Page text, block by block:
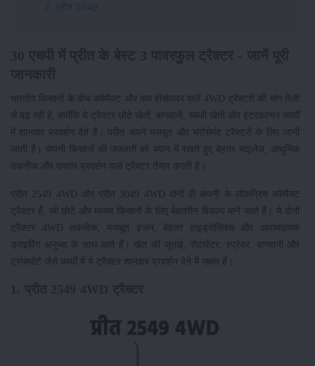
2. प्रीत 2549
भारतीय किसानों के बीच कॉम्पैक्ट और कम हॉर्सपावर वाले 4WD ट्रैक्टरों की मांग तेजी
से बढ़ रही है, क्योंकि ये ट्रैक्टर छोटे खेतों, बागवानी, सब्जी खेती और इंटरकल्चर कार्यों
में शानदार प्रदर्शन देते हैं। प्रीत अपने मजबूत और भरोसेमंद ट्रैक्टरों के लिए जानी
जाती है। कंपनी किसानों की जरूरतों को ध्यान में रखते हुए बेहतर माइलेज, आधुनिक
तकनीक और दमदार प्रदर्शन वाले ट्रैक्टर तैयार करती है।
प्रीत 2549 4WD और प्रीत 3049 4WD दोनों ही कंपनी के लोकप्रिय कॉम्पैक्ट
ट्रैक्टर हैं, जो छोटे और मध्यम किसानों के लिए बेहतरीन विकल्प माने जाते हैं। ये दोनों
ट्रैक्टर 4WD तकनीक, मजबूत इंजन, बेहतर हाइड्रोलिक्स और आरामदायक
ड्राइविंग अनुभव के साथ आते हैं। खेत की जुताई, रोटावेटर, स्प्रेयर, बागवानी और
ट्रांसपोर्ट जैसे कार्यों में ये ट्रैक्टर शानदार प्रदर्शन देने में सक्षम हैं।